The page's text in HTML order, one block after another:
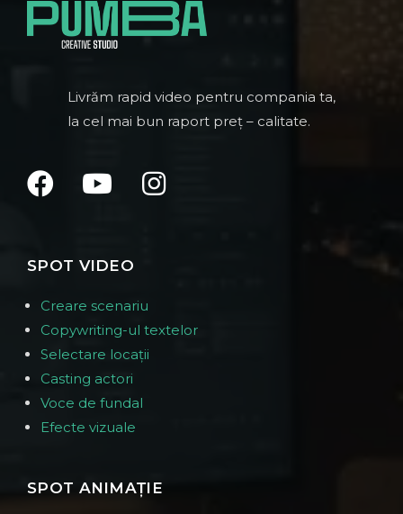
Livrăm rapid video pentru compania ta,
la cel mai bun raport preț – calitate.
SPOT VIDEO
Creare scenariu
Copywriting-ul textelor
Selectare locații
Casting actori
Voce de fundal
Efecte vizuale
SPOT ANIMAȚIE